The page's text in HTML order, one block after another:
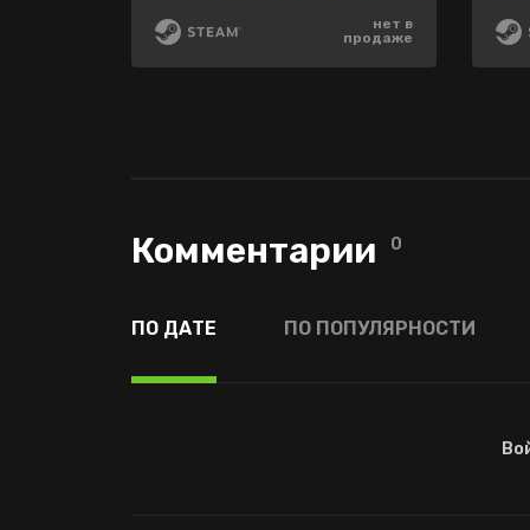
нет в
продаже
550 ₽
499 ₽
280 ₽
210 ₽
Комментарии 0
ПО ДАТЕ ПО ПОПУЛЯРНОСТИ